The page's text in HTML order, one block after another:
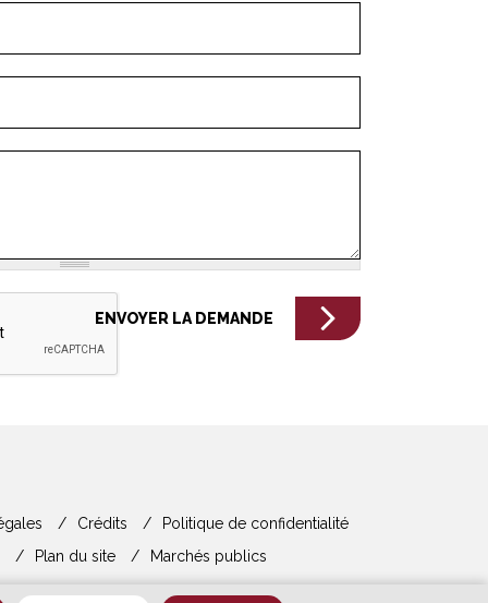
Crédits
Politique de confidentialité
Plan du site
Marchés publics